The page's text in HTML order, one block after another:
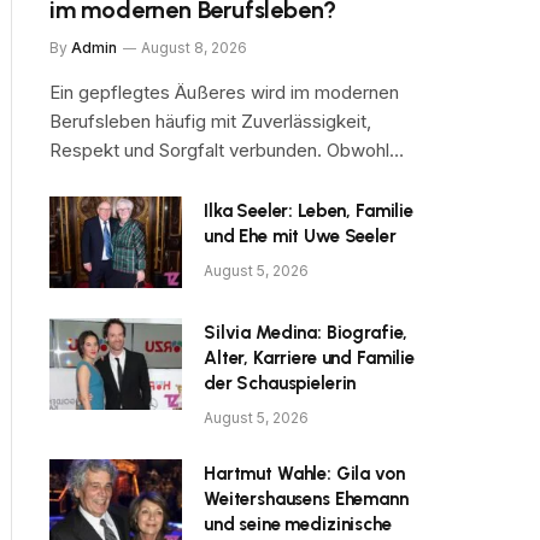
im modernen Berufsleben?
By Admin August 8, 2026
Ein gepflegtes Äußeres wird im modernen
Berufsleben häufig mit Zuverlässigkeit,
Respekt und Sorgfalt verbunden. Obwohl…
Ilka Seeler: Leben, Familie
und Ehe mit Uwe Seeler
August 5, 2026
Silvia Medina: Biografie,
Alter, Karriere und Familie
der Schauspielerin
August 5, 2026
Hartmut Wahle: Gila von
Weitershausens Ehemann
und seine medizinische